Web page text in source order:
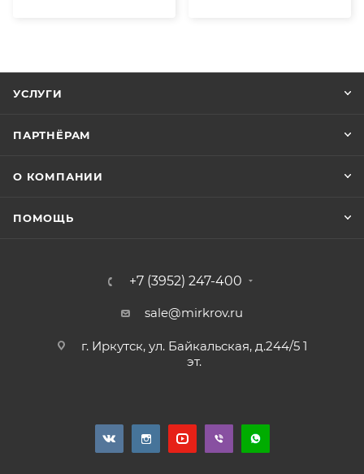
УСЛУГИ
ПАРТНЁРАМ
О КОМПАНИИ
ПОМОЩЬ
+7 (3952) 247-400
sale@mirkrov.ru
г. Иркутск, ул. Байкальская, д.244/5 1
эт.